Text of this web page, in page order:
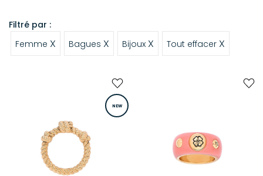
Filtré par :
Femme X Bagues X Bijoux X Tout effacer X
NEW